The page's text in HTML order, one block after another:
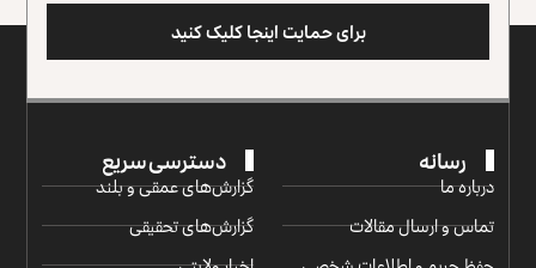
برای حمایت اینجا کلیک کنید
رسانه
درباره ما
تماس و ارسال مقالات
دسترسی سریع
گزارش‌‌های عمقی و بلند
گزارش‌های تحقیقی